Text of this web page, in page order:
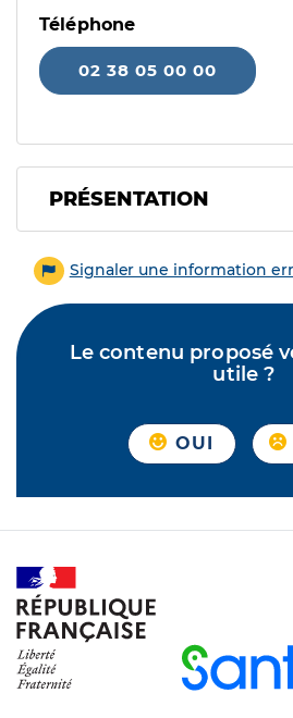
Téléphone
02 38 05 00 00
PRÉSENTATION
Signaler une information
Le contenu proposé
utile ?
OUI